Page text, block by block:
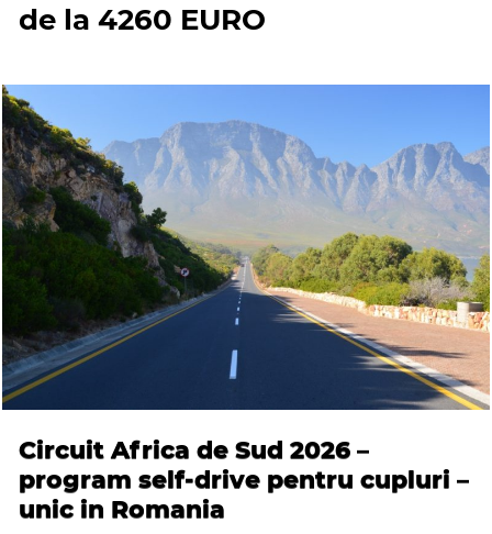
de la 4260 EURO
Circuit Africa de Sud 2026 –
program self-drive pentru cupluri –
unic in Romania